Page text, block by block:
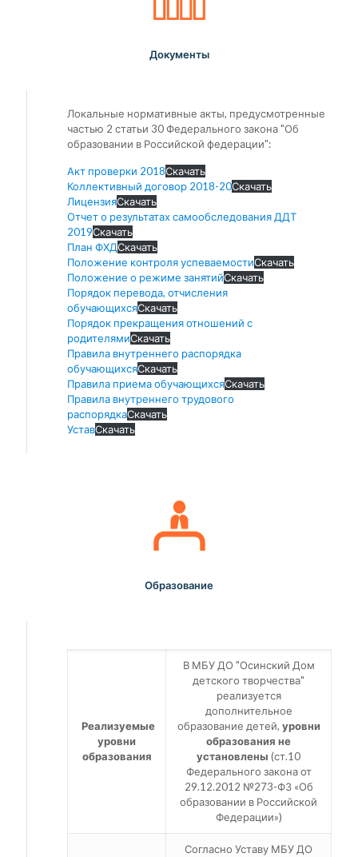
Документы
Локальные нормативные акты, предусмотренные
частью 2 статьи 30 Федерального закона "Об
образовании в Российской федерации":
Акт проверки 2018Скачать
Коллективный договор 2018-20Скачать
ЛицензияСкачать
Отчет о результатах самообследования ДДТ
2019Скачать
План ФХДСкачать
Положение контроля успеваемостиСкачать
Положение о режиме занятийСкачать
Порядок перевода, отчисления
обучающихсяСкачать
Порядок прекращения отношений с
родителямиСкачать
Правила внутреннего распорядка
обучающихсяСкачать
Правила приема обучающихсяСкачать
Правила внутреннего трудового
распорядкаСкачать
УставСкачать
Образование
Реализуемые
уровни
образования
В МБУ ДО "Осинский Дом
детского творчества"
реализуется
дополнительное
образование детей, уровни
образования не
установлены (ст.10
Федерального закона от
29.12.2012 №273-ФЗ «Об
образовании в Российской
Федерации»)
Согласно Уставу МБУ ДО